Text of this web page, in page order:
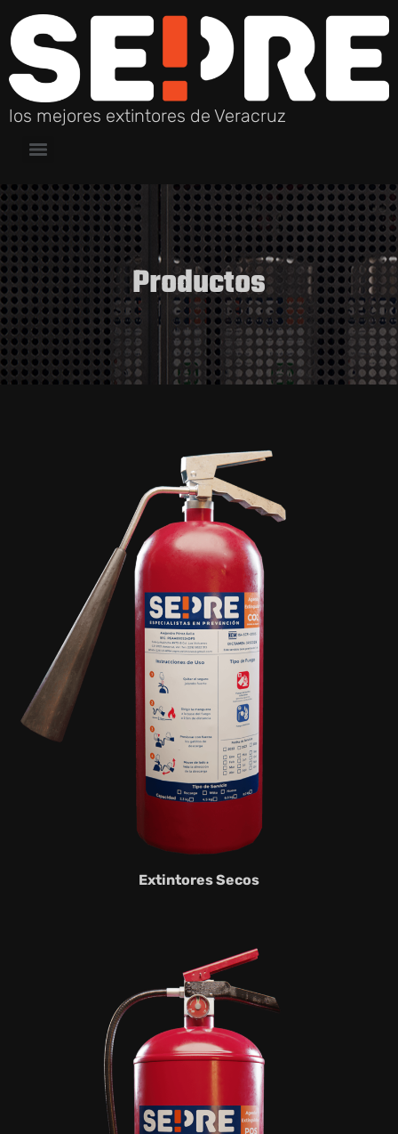
los mejores extintores de Veracruz
Productos
Extintores Secos